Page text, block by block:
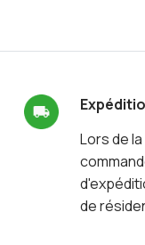
Lors de
de